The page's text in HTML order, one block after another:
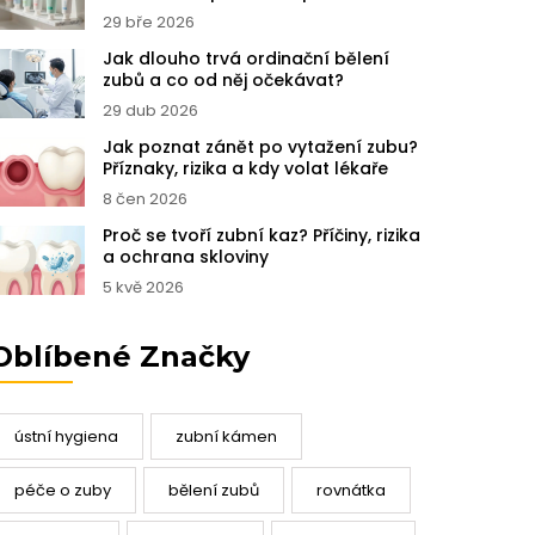
zubů
29 bře 2026
Jak dlouho trvá ordinační bělení
zubů a co od něj očekávat?
29 dub 2026
Jak poznat zánět po vytažení zubu?
Příznaky, rizika a kdy volat lékaře
8 čen 2026
Proč se tvoří zubní kaz? Příčiny, rizika
a ochrana skloviny
5 kvě 2026
Značky
ústní hygiena zubní kámen
péče o zuby bělení zubů rovnátka